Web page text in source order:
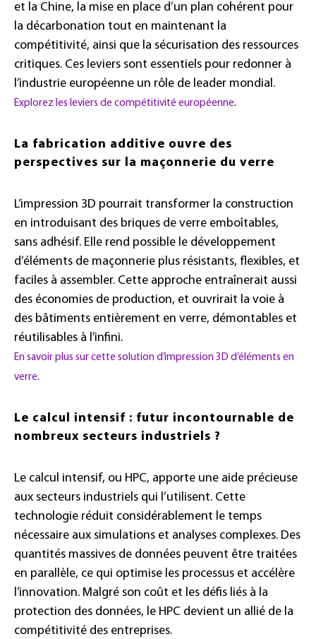
et la Chine, la mise en place d’un plan cohérent pour
la décarbonation tout en maintenant la
compétitivité, ainsi que la sécurisation des ressources
critiques. Ces leviers sont essentiels pour redonner à
l’industrie européenne un rôle de leader mondial.
Explorez les leviers de compétitivité européenne.
La fabrication additive ouvre des
perspectives sur la maçonnerie du verre
L’impression 3D pourrait transformer la construction
en introduisant des briques de verre emboîtables,
sans adhésif. Elle rend possible le développement
d’éléments de maçonnerie plus résistants, flexibles, et
faciles à assembler. Cette approche entraînerait aussi
des économies de production, et ouvrirait la voie à
des bâtiments entièrement en verre, démontables et
réutilisables à l’infini.
En savoir plus sur cette solution d’impression 3D d’éléments en
verre.
Le calcul intensif : futur incontournable de
nombreux secteurs industriels ?
Le calcul intensif, ou HPC, apporte une aide précieuse
aux secteurs industriels qui l’utilisent. Cette
technologie réduit considérablement le temps
nécessaire aux simulations et analyses complexes. Des
quantités massives de données peuvent être traitées
en parallèle, ce qui optimise les processus et accélère
l’innovation. Malgré son coût et les défis liés à la
protection des données, le HPC devient un allié de la
compétitivité des entreprises.